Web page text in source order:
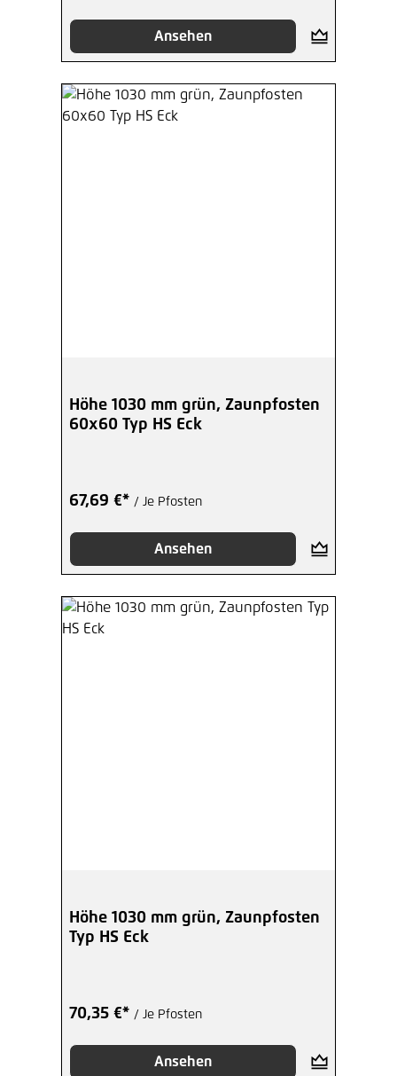
Ansehen
Höhe 1030 mm grün, Zaunpfosten
60x60 Typ HS Eck
67,69 €* / Je Pfosten
Ansehen
Höhe 1030 mm grün, Zaunpfosten
Typ HS Eck
70,35 €* / Je Pfosten
Ansehen